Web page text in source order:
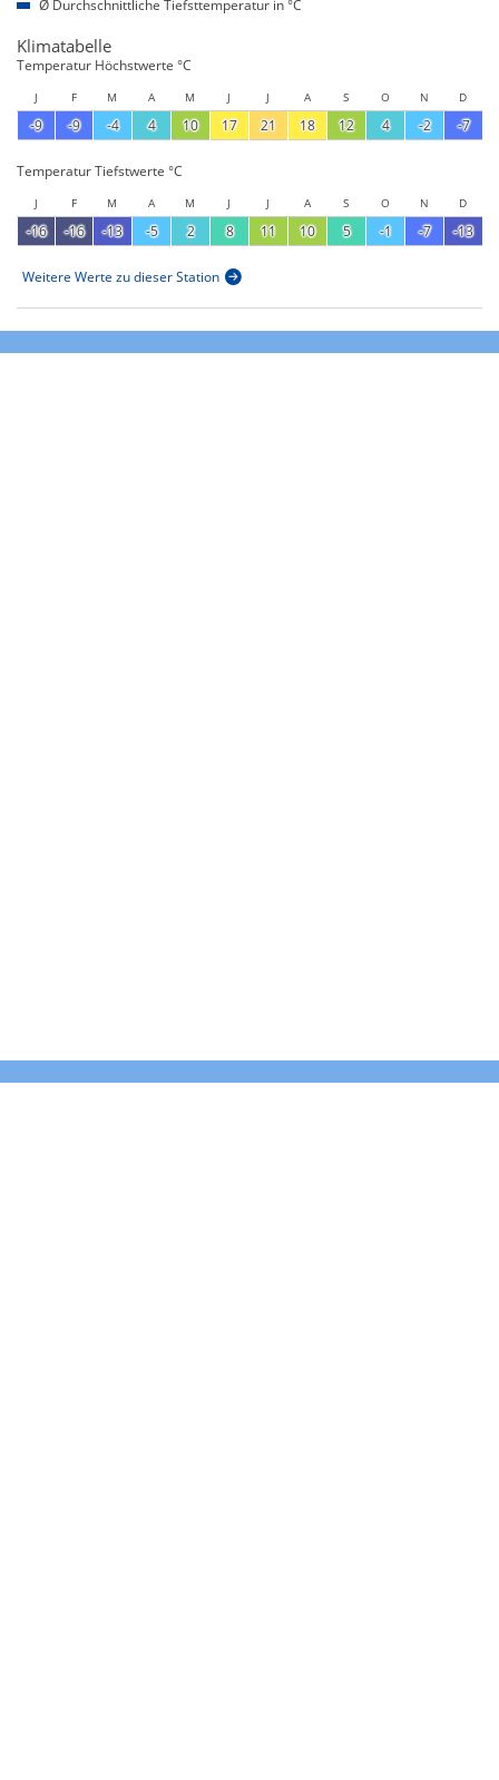
Ø Durchschnittliche Tiefsttemperatur in °C
Klimatabelle
Temperatur Höchstwerte °C
J F M A M J J A S O N D
-9 -9 -4 4 10 17 21 18 12 4 -2 -7
Temperatur Tiefstwerte °C
J F M A M J J A S O N D
-16 -16 -13 -5 2 8 11 10 5 -1 -7 -13
Weitere Werte zu dieser Station